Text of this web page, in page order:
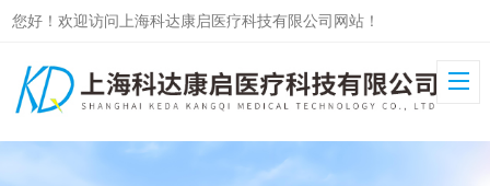
您好！欢迎访问上海科达康启医疗科技有限公司网站！